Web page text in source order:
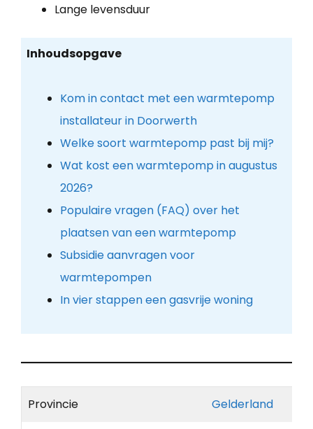
Lange levensduur
Inhoudsopgave
Kom in contact met een warmtepomp
installateur in Doorwerth
Welke soort warmtepomp past bij mij?
Wat kost een warmtepomp in augustus
2026?
Populaire vragen (FAQ) over het
plaatsen van een warmtepomp
Subsidie aanvragen voor
warmtepompen
In vier stappen een gasvrije woning
Provincie Gelderland